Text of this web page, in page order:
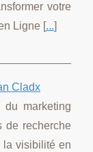
votre
Ligne [...]
Cladx
marketing
de recherche
la visibilité en